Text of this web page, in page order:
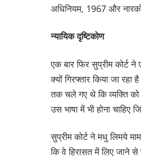
अधिनियम, 1967 और
न्यायिक दृष्टिकोण
एक बार फिर सुप्रीम कोर्ट
क्यों गिरफ्तार किया जा
तक चले गए थे कि व्यक्ति को
उस भाषा में भी होना चाहिए
सुप्रीम कोर्ट ने मधु लिमये
कि वे हिरासत में लिए जाने से